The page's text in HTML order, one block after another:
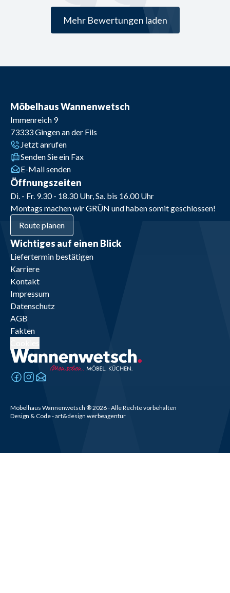
Mehr Bewertungen laden
Möbelhaus Wannenwetsch
Immenreich 9
73333Gingen an der Fils
Jetzt anrufen
Senden Sie ein Fax
E-Mail senden
Öffnungszeiten
Di. - Fr. 9.30 - 18.30 Uhr, Sa. bis 16.00 Uhr
Montags machen wir GRÜN und haben somit geschlossen!
Route planen
Wichtiges auf einen Blick
Liefertermin bestätigen
Karriere
Kontakt
Impressum
Datenschutz
AGB
Fakten
Möbelhaus Wannenwetsch ®2026- Alle Rechte vorbehalten
Design & Code - art&design werbeagentur